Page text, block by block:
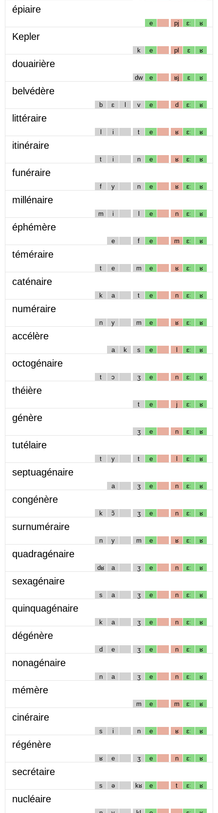
épiaire
e pj ɛː ʁ
Kepler
k e pl ɛ ʁ
douairière
dw e ʁj ɛ ʁ
belvédère
b ɛ l v e d ɛː ʁ
littéraire
l i t e ʁ ɛː ʁ
itinéraire
t i n e ʁ ɛː ʁ
funéraire
f y n e ʁ ɛː ʁ
millénaire
m i l e n ɛː ʁ
éphémère
e f e m ɛː ʁ
téméraire
t e m e ʁ ɛː ʁ
caténaire
k a t e n ɛː ʁ
numéraire
n y m e ʁ ɛː ʁ
accélère
a k s e l ɛː ʁ
octogénaire
t ɔ ʒ e n ɛː ʁ
théière
t e j ɛː ʁ
génère
ʒ e n ɛː ʁ
tutélaire
t y t e l ɛː ʁ
septuagénaire
a ʒ e n ɛː ʁ
congénère
k ɔ̃ ʒ e n ɛː ʁ
surnuméraire
n y m e ʁ ɛː ʁ
quadragénaire
dʁ a ʒ e n ɛː ʁ
sexagénaire
s a ʒ e n ɛː ʁ
quinquagénaire
k a ʒ e n ɛː ʁ
dégénère
d e ʒ e n ɛː ʁ
nonagénaire
n a ʒ e n ɛː ʁ
mémère
m e m ɛː ʁ
cinéraire
s i n e ʁ ɛː ʁ
régénère
ʁ e ʒ e n ɛː ʁ
secrétaire
s ə kʁ e t ɛː ʁ
nucléaire